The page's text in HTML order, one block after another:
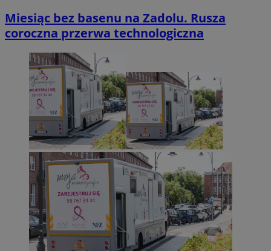
Miesiąc bez basenu na Zadolu. Rusza
coroczna przerwa technologiczna